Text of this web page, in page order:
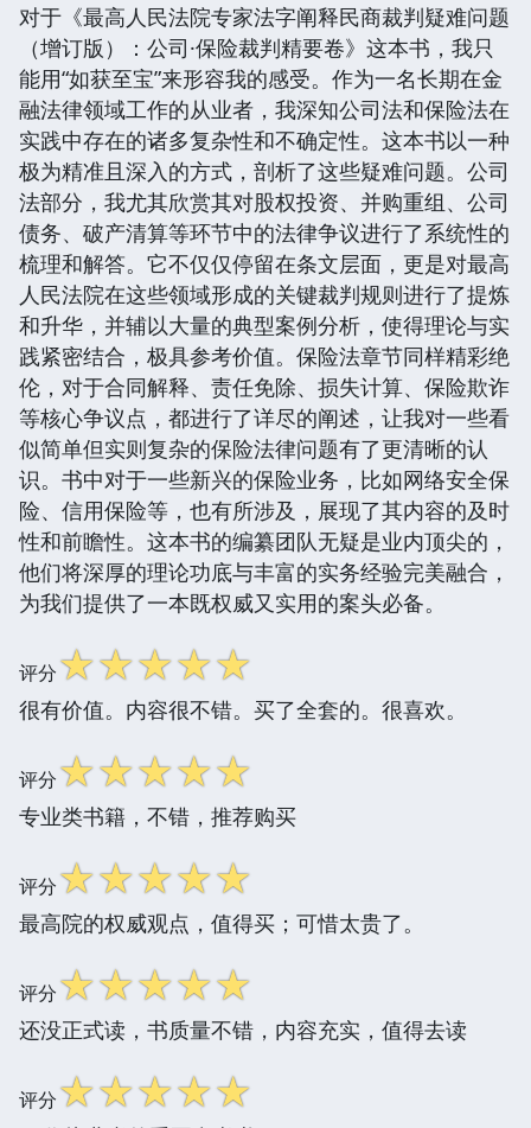
对于《最高人民法院专家法字阐释民商裁判疑难问题
（增订版）：公司·保险裁判精要卷》这本书，我只
能用“如获至宝”来形容我的感受。作为一名长期在金
融法律领域工作的从业者，我深知公司法和保险法在
实践中存在的诸多复杂性和不确定性。这本书以一种
极为精准且深入的方式，剖析了这些疑难问题。公司
法部分，我尤其欣赏其对股权投资、并购重组、公司
债务、破产清算等环节中的法律争议进行了系统性的
梳理和解答。它不仅仅停留在条文层面，更是对最高
人民法院在这些领域形成的关键裁判规则进行了提炼
和升华，并辅以大量的典型案例分析，使得理论与实
践紧密结合，极具参考价值。保险法章节同样精彩绝
伦，对于合同解释、责任免除、损失计算、保险欺诈
等核心争议点，都进行了详尽的阐述，让我对一些看
似简单但实则复杂的保险法律问题有了更清晰的认
识。书中对于一些新兴的保险业务，比如网络安全保
险、信用保险等，也有所涉及，展现了其内容的及时
性和前瞻性。这本书的编纂团队无疑是业内顶尖的，
他们将深厚的理论功底与丰富的实务经验完美融合，
为我们提供了一本既权威又实用的案头必备。
评分☆☆☆☆☆
很有价值。内容很不错。买了全套的。很喜欢。
评分☆☆☆☆☆
专业类书籍，不错，推荐购买
评分☆☆☆☆☆
最高院的权威观点，值得买；可惜太贵了。
评分☆☆☆☆☆
还没正式读，书质量不错，内容充实，值得去读
评分☆☆☆☆☆